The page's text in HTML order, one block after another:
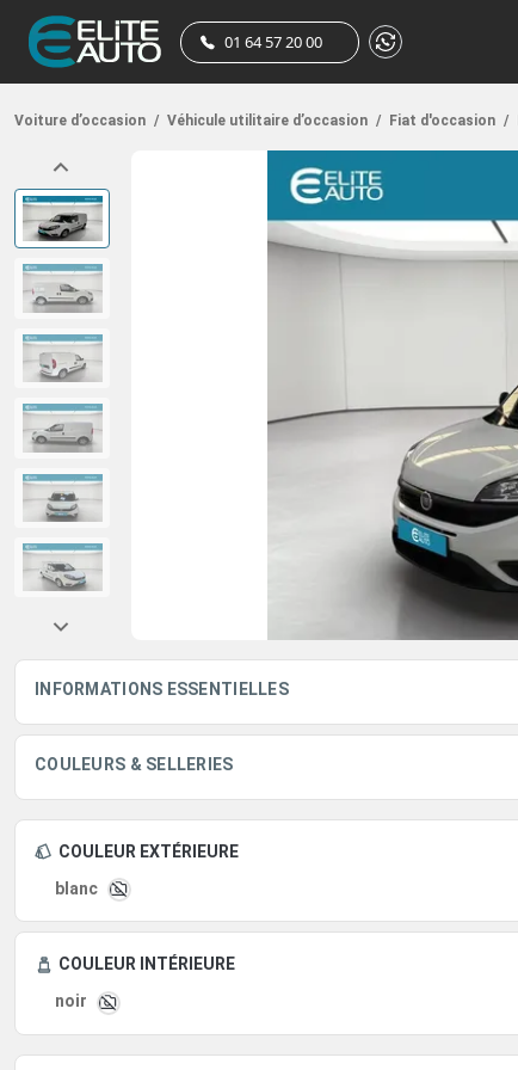
01 64 57 20 00
Voiture d’occasion / Véhicule utilitaire d’occasion / Fiat d'occasion /
INFORMATIONS ESSENTIELLES
COULEURS & SELLERIES
COULEUR EXTÉRIEURE
blanc
COULEUR INTÉRIEURE
noir